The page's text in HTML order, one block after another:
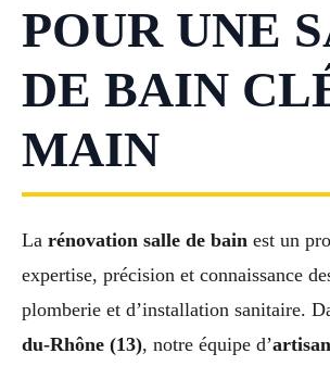
POUR UNE
DE BAIN
MAIN
La rénovation salle de bain est un
expertise, précision et connaissance
plomberie et d’installation sanitaire.
du-Rhône (13), notre équipe d’